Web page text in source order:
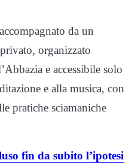
da un
organizzato
e accessibile solo
e alla musica, con
pratiche sciamaniche
fin da subito l’ipotesi